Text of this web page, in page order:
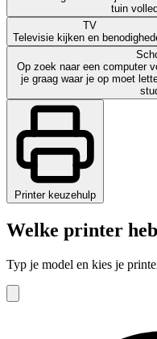
tuin
TV
Televisie kijken en
Op zoek naar een computer
je graag waar je op moet
Printer keuzehulp
Welke printer
Typ je model en kies je